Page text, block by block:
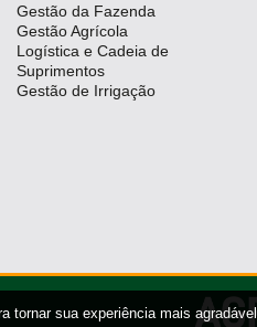
tornar sua experiência mais
Gestão da Fazenda
Gestão Agrícola
Logística e Cadeia de
Suprimentos
Gestão de Irrigação